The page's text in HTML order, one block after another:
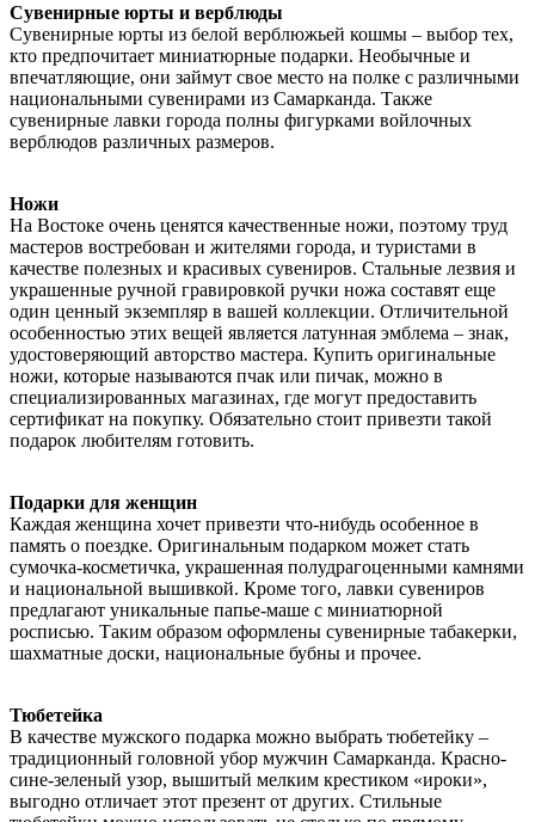
Сувенирные юрты и верблюды
Сувенирные юрты из белой верблюжьей кошмы – выбор тех,
кто предпочитает миниатюрные подарки. Необычные и
впечатляющие, они займут свое место на полке с различными
национальными сувенирами из Самарканда. Также
сувенирные лавки города полны фигурками войлочных
верблюдов различных размеров.
Ножи
На Востоке очень ценятся качественные ножи, поэтому труд
мастеров востребован и жителями города, и туристами в
качестве полезных и красивых сувениров. Стальные лезвия и
украшенные ручной гравировкой ручки ножа составят еще
один ценный экземпляр в вашей коллекции. Отличительной
особенностью этих вещей является латунная эмблема – знак,
удостоверяющий авторство мастера. Купить оригинальные
ножи, которые называются пчак или пичак, можно в
специализированных магазинах, где могут предоставить
сертификат на покупку. Обязательно стоит привезти такой
подарок любителям готовить.
Подарки для женщин
Каждая женщина хочет привезти что-нибудь особенное в
память о поездке. Оригинальным подарком может стать
сумочка-косметичка, украшенная полудрагоценными камнями
и национальной вышивкой. Кроме того, лавки сувениров
предлагают уникальные папье-маше с миниатюрной
росписью. Таким образом оформлены сувенирные табакерки,
шахматные доски, национальные бубны и прочее.
Тюбетейка
В качестве мужского подарка можно выбрать тюбетейку –
традиционный головной убор мужчин Самарканда. Красно-
сине-зеленый узор, вышитый мелким крестиком «ироки»,
выгодно отличает этот презент от других. Стильные